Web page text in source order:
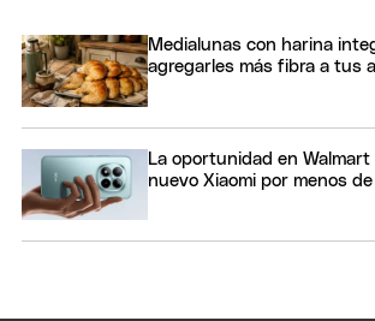
Medialunas con harina
agregarles más fibra a tus
La oportunidad en Walmart
nuevo Xiaomi por menos